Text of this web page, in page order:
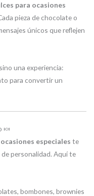
para ocasiones
pieza de chocolate o
únicos que reflejen
una experiencia:
para convertir un
🍬
especiales te
personalidad. Aquí te
bombones, brownies